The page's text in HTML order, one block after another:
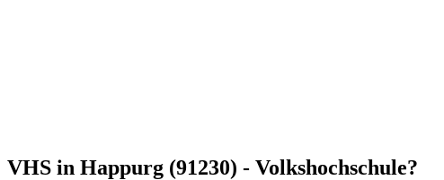
VHS in Happurg (91230) - Volkshochschule?